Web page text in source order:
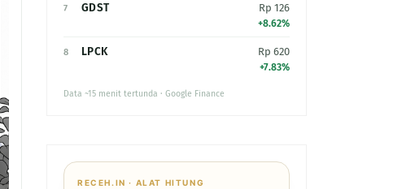
7 GDST Rp 126
+8.62%
8 LPCK Rp 620
+7.83%
Data ~15 menit tertunda · Google Finance
RECEH.IN · ALAT HITUNG